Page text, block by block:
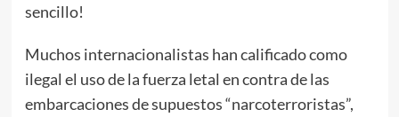
sencillo!
Muchos internacionalistas han calificado como
ilegal el uso de la fuerza letal en contra de las
embarcaciones de supuestos “narcoterroristas”,